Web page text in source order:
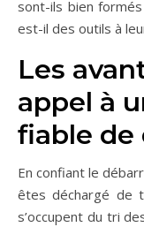
sont-ils bien
est-il des outils à
Les
appel à
fiable de
En confiant le
êtes déchargé de
s’occupent du tri